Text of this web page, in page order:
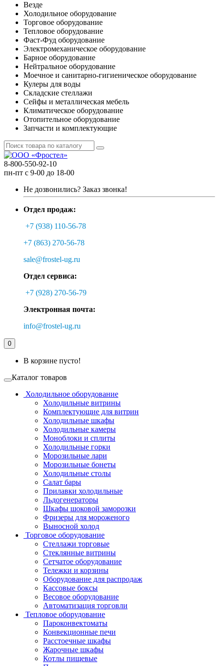
Везде
Холодильное оборудование
Торговое оборудование
Тепловое оборудование
Фаст-Фуд оборудование
Электромеханическое оборудование
Барное оборудование
Нейтральное оборудование
Моечное и санитарно-гигиеническое оборудование
Кулеры для воды
Складские стеллажи
Сейфы и металлическая мебель
Климатическое оборудование
Отопительное оборудование
Запчасти и комплектующие
8-800-550-92-10
пн-пт с 9-00 до 18-00
Не дозвонились? Заказ звонка!
Отдел продаж:
+7 (938) 110-56-78
+7 (863) 270-56-78
sale@frostel-ug.ru
Отдел сервиса:
+7 (928) 270-56-79
Электронная почта:
info@frostel-ug.ru
0
В корзине пусто!
Каталог товаров
Холодильное оборудование
Холодильные витрины
Комплектующие для витрин
Холодильные шкафы
Холодильные камеры
Моноблоки и сплиты
Холодильные горки
Морозильные лари
Морозильные бонеты
Холодильные столы
Салат бары
Прилавки холодильные
Льдогенераторы
Шкафы шоковой заморозки
Фризеры для мороженого
Выносной холод
Торговое оборудование
Стеллажи торговые
Стеклянные витрины
Сетчатое оборудование
Тележки и корзины
Оборудование для распродаж
Кассовые боксы
Весовое оборудование
Автоматизация торговли
Тепловое оборудование
Пароконвектоматы
Конвекционные печи
Расстоечные шкафы
Жарочные шкафы
Котлы пищевые